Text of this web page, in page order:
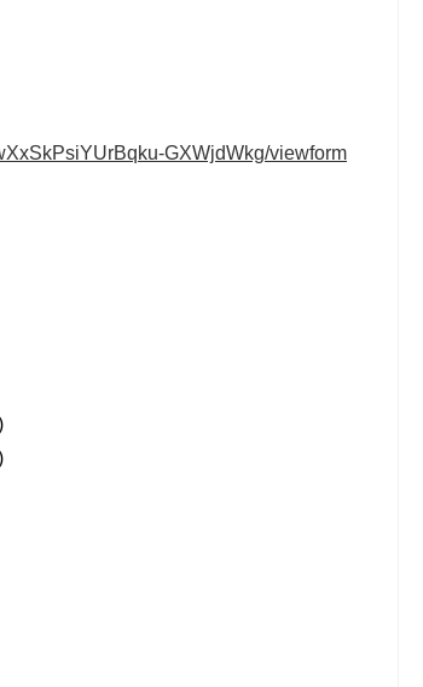
GXWjdWkg/viewform